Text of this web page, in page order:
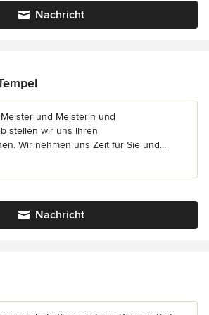
Nachricht
und Meisterin und
stellen wir uns Ihren
Wir nehmen uns Zeit für Sie und...
Nachricht